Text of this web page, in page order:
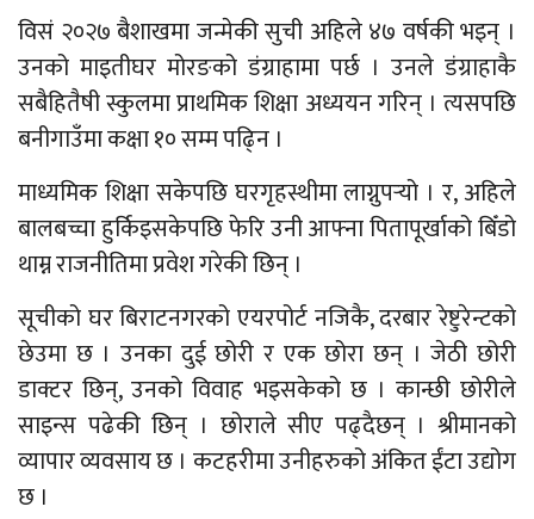
विसं २०२७ बैशाखमा जन्मेकी सुची अहिले ४७ वर्षकी भइन् ।
उनको माइतीघर मोरङको डंग्राहामा पर्छ । उनले डंग्राहाकै
सबैहितैषी स्कुलमा प्राथमिक शिक्षा अध्ययन गरिन् । त्यसपछि
बनीगाउँमा कक्षा १० सम्म पढि्न ।
माध्यमिक शिक्षा सकेपछि घरगृहस्थीमा लाग्नुपर्‍यो । र, अहिले
बालबच्चा हुर्किइसकेपछि फेरि उनी आफ्ना पितापूर्खाको बिँडो
थाम्न राजनीतिमा प्रवेश गरेकी छिन् ।
सूचीको घर बिराटनगरको एयरपोर्ट नजिकै, दरबार रेष्टुरेन्टको
छेउमा छ । उनका दुई छोरी र एक छोरा छन् । जेठी छोरी
डाक्टर छिन्, उनको विवाह भइसकेको छ । कान्छी छोरीले
साइन्स पढेकी छिन् । छोराले सीए पढ्दैछन् । श्रीमानको
व्यापार व्यवसाय छ । कटहरीमा उनीहरुको अंकित ईंटा उद्योग
छ ।